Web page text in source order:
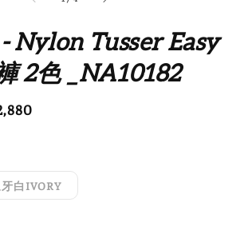
Nylon Tusser Easy
2色 _NA10182
白IVORY